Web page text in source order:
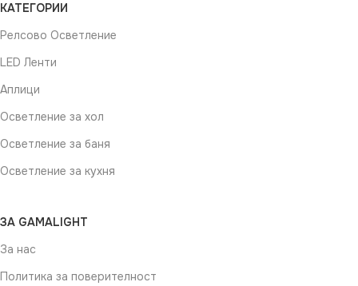
КАТЕГОРИИ
Релсово Осветление
LED Ленти
Аплици
Осветление за хол
Осветление за баня
Осветление за кухня
ЗА GAMALIGHT
За нас
Политика за поверителност